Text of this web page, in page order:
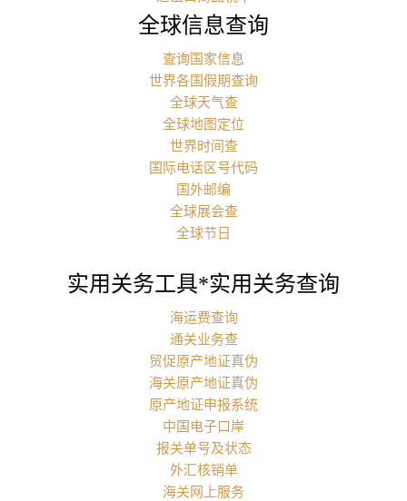
全球信息查询
查询国家信息
世界各国假期查询
全球天气查
全球地图定位
世界时间查
国际电话区号代码
国外邮编
全球展会查
全球节日
实用关务工具*实用关务查询
海运费查询
通关业务查
贸促原产地证真伪
海关原产地证真伪
原产地证申报系统
中国电子口岸
报关单号及状态
外汇核销单
海关网上服务